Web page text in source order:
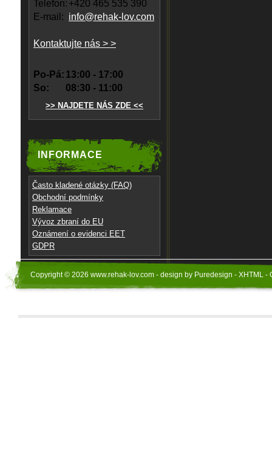
Telefon: +420 465 535 390
E-mail: info@rehak-lov.com
Kontaktujte nás > >
Po-Pá: 13:00 - 17:00
So:
08:30 - 11:00
>> NAJDETE NÁS ZDE <<
INFORMACE
Často kladené otázky (FAQ)
Obchodní podmínky
Reklamace
Vývoz zbraní do EU
Oznámení o evidenci EET
GDPR
Copyright © 2026 www.rehak-lov.com - design by Puredesign - XHTML -